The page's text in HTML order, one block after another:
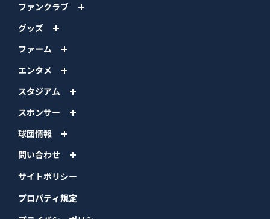
ファンクラブ
グッズ
ファーム
エンタメ
スタジアム
スポンサー
球団情報
問い合わせ
サイトポリシー
プロパティ規定